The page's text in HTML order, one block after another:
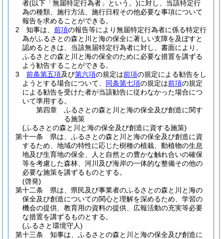
者(以下「無届特定行為者」という。)に対し、当該特定行
為の種類、施行方法、施行日程その他必要な事項について
報告を求めることができる。
2
知事は、 前項の報告等により無届特定行為者に係る特定行
為がふるさとの森と川と海の保全に著しい支障を及ぼすと
認めるときは、当該無届特定行為者に対し、書面により、
ふるさとの森と川と海の保全のために必要な措置を講ずる
よう勧告することができる。
3
前条第五項及び第六項の規定は前項の規定による勧告をし
ようとする場合について、 同条第七項の規定は前項の規定
による勧告を受けた者が当該勧告に従わなかった場合につ
いて準用する。
第四章
ふるさとの森と川と海の保全及び創造に関す
る施策
(ふるさとの森と川と海の保全及び創造に資する施策)
第十一条
県は、ふるさとの森と川と海の保全及び創造に資
するため、地域の特性に応じた樹種の植栽、動植物の生息
地及び生育地の保全、人と自然との豊かな触れ合いの確保
等を考慮した森林、河川及び海岸の一体的な整備その他の
必要な施策を講ずるものとする。
(啓発)
第十二条
県は、県民及び事業者のふるさとの森と川と海の
保全及び創造についての関心と理解を深めるため、学習の
機会の提供、教育用の資料の提供、広報活動の充実等必要
な措置を講ずるものとする。
(ふるさと環境守人)
第十三条
知事は、ふるさとの森と川と海の保全及び創造に